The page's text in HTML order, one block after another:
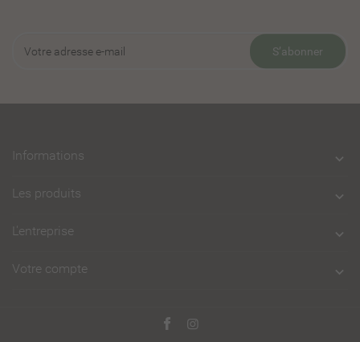
S’abonner
Informations 
Les produits 
L'entreprise 
Votre compte 